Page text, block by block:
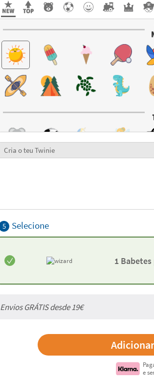
Cria o teu Twinie
5 Selecione
1
Envios GRÁTIS desde 19€
e